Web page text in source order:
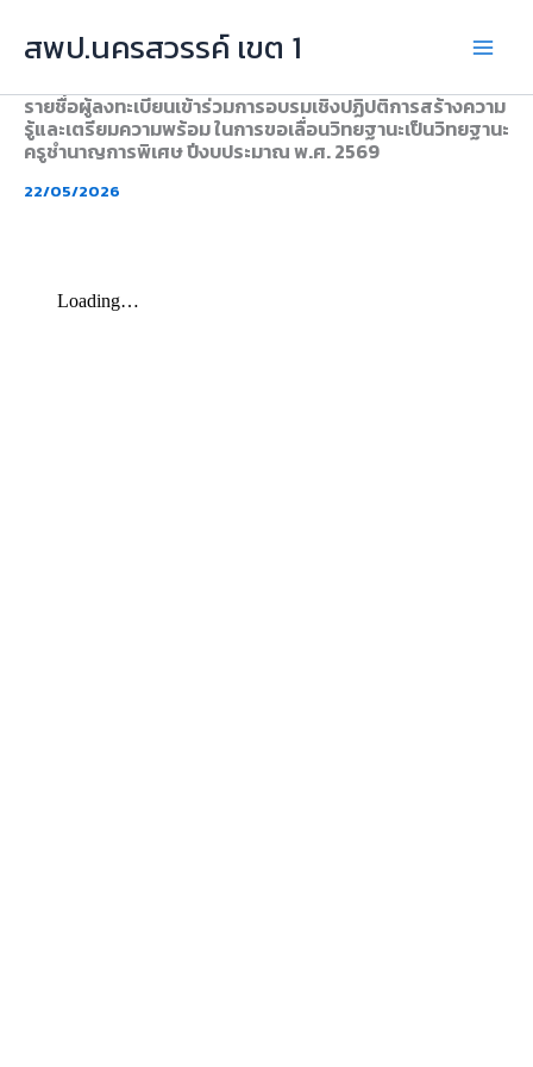
สพป.นครสวรรค์ เขต 1
รายชื่อผู้ลงทะเบียนเข้าร่วมการอบรมเชิงปฏิปติการสร้างความ
รู้และเตรียมความพร้อม ในการขอเลื่อนวิทยฐานะเป็นวิทยฐานะ
ครูชำนาญการพิเศษ ปีงบประมาณ พ.ศ. 2569
22/05/2026